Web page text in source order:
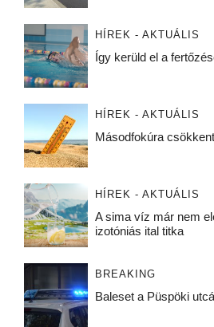
HÍREK - AKTUÁLIS
Így kerüld el a
HÍREK - AKTUÁLIS
Másodfokúra
HÍREK - AKTUÁLIS
A sima víz már nem
izotóniás ital titka
BREAKING
Baleset a Püspöki